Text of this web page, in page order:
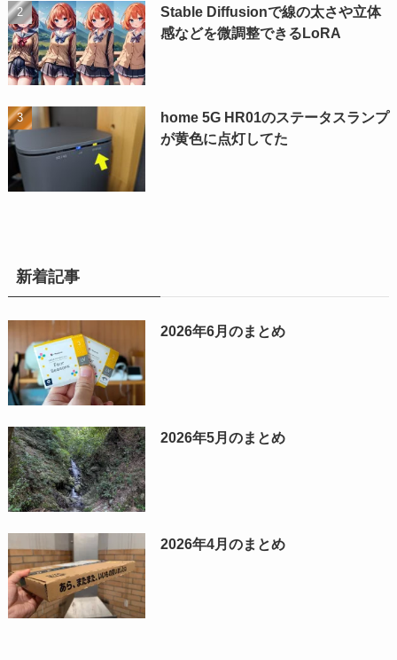
Stable Diffusionで線の太さや立体
感などを微調整できるLoRA
home 5G HR01のステータスランプ
が黄色に点灯してた
新着記事
2026年6月のまとめ
2026年5月のまとめ
2026年4月のまとめ